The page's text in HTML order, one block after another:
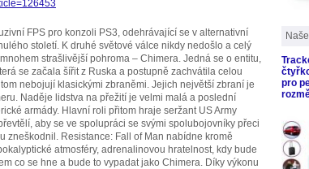
FPS pro konzoli PS3, odehrávající se v alternativní
století. K druhé světové válce nikdy nedošlo a celý
strašlivější pohroma – Chimera. Jedná se o entitu,
se začala šířit z Ruska a postupně zachvátila celou
nebojují klasickými zbraněmi. Jejich největší zbraní je
Naděje lidstva na přežití je velmi malá a poslední
armády. Hlavní roli přitom hraje seržant US Army
aby se ve spolupráci se svými spolubojovníky přeci
zneškodnil. Resistance: Fall of Man nabídne kromě
atmosféry, adrenalinovou hratelnost, kdy bude
co se hne a bude to vypadat jako Chimera. Díky výkonu
pro